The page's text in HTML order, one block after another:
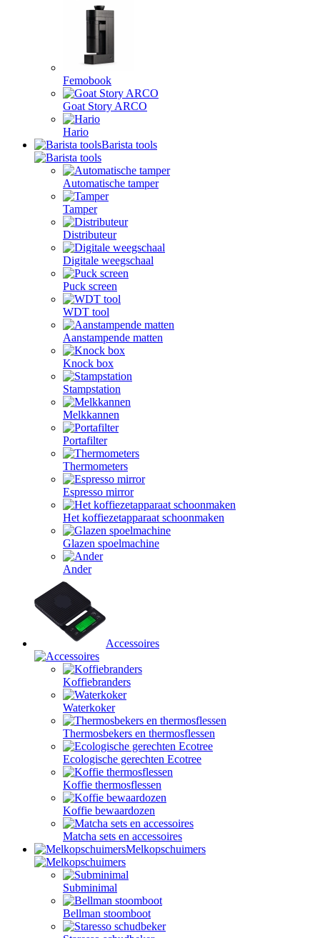
Femobook
Goat Story ARCO
Hario
Barista tools
Automatische tamper
Tamper
Distributeur
Digitale weegschaal
Puck screen
WDT tool
Aanstampende matten
Knock box
Stampstation
Melkkannen
Portafilter
Thermometers
Espresso mirror
Het koffiezetapparaat schoonmaken
Glazen spoelmachine
Ander
Accessoires
Koffiebranders
Waterkoker
Thermosbekers en thermosflessen
Ecologische gerechten Ecotree
Koffie thermosflessen
Koffie bewaardozen
Matcha sets en accessoires
Melkopschuimers
Subminimal
Bellman stoomboot